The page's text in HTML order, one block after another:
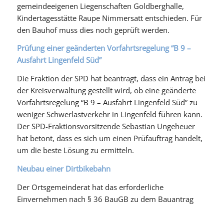
gemeindeeigenen Liegenschaften Goldberghalle,
Kindertagesstätte Raupe Nimmersatt entschieden. Für
den Bauhof muss dies noch geprüft werden.
Prüfung einer geänderten Vorfahrtsregelung “B 9 –
Ausfahrt Lingenfeld Süd”
Die Fraktion der SPD hat beantragt, dass ein Antrag bei
der Kreisverwaltung gestellt wird, ob eine geänderte
Vorfahrtsregelung “B 9 – Ausfahrt Lingenfeld Süd” zu
weniger Schwerlastverkehr in Lingenfeld führen kann.
Der SPD-Fraktionsvorsitzende Sebastian Ungeheuer
hat betont, dass es sich um einen Prüfauftrag handelt,
um die beste Lösung zu ermitteln.
Neubau einer Dirtbikebahn
Der Ortsgemeinderat hat das erforderliche
Einvernehmen nach § 36 BauGB zu dem Bauantrag